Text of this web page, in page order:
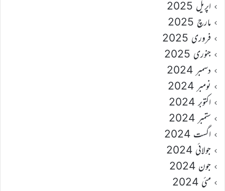
اپریل 2025
مارچ 2025
فروری 2025
جنوری 2025
دسمبر 2024
نومبر 2024
اکتوبر 2024
ستمبر 2024
اگست 2024
جولائی 2024
جون 2024
مئی 2024